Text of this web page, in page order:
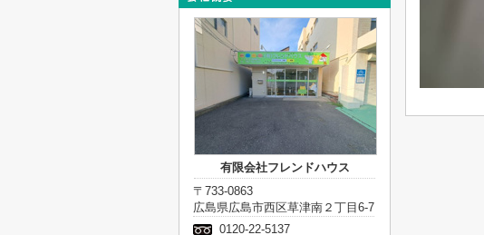
有限会社フレンドハウス
〒733-0863
広島県広島市西区草津南２丁目6-7
0120-22-5137